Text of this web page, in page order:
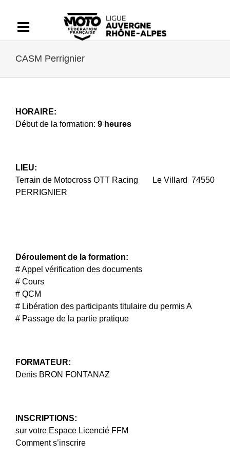
contenu
CASM Perrignier
HORAIRE:
Début de la formation: 9 heures
LIEU:
Terrain de Motocross OTT Racing Le Villard 74550
PERRIGNIER
Déroulement de la formation:
# Appel vérification des documents
# Cours
# QCM
# Libération des participants titulaire du permis A
# Passage de la partie pratique
FORMATEUR:
Denis BRON FONTANAZ
INSCRIPTIONS:
sur votre Espace Licencié FFM
Comment s’inscrire